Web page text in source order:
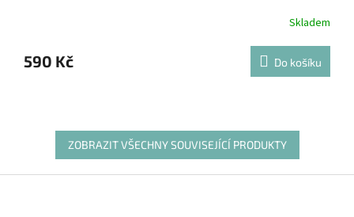
Skladem
590 Kč Do košíku
ZOBRAZIT VŠECHNY SOUVISEJÍCÍ PRODUKTY